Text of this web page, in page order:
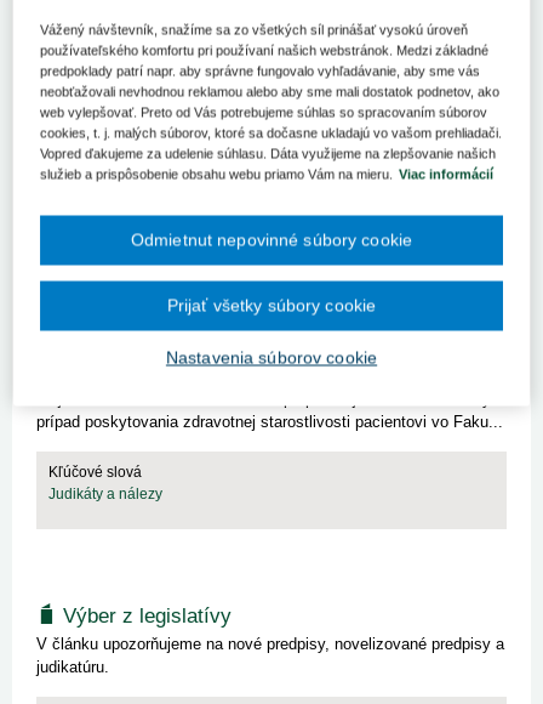
zdraví a náhrady za nemajetkovú ujmu a ich (zdanlivej)
konkurencii. Následne poukazujeme a bližšie rozoberáme
rozhodnutie Ústavného súdu SR o sťažnosti fyzickej osoby, ktorá
bola poško...
Kľúčové slová
Judikáty a nálezy
Judikatúra Najvyššieho súdu SR:
Chronická glomerulonefritída
Centrom našej pozornosti sa v tomto článku stal rozsudok
prípad poskytovania zdravotnej starostlivosti pacientovi vo Faku...
Kľúčové slová
Judikáty a nálezy
Výber z legislatívy
V článku upozorňujeme na nové predpisy, novelizované predpisy a
judikatúru.
Vážený návštevník, snažíme sa zo všetkých síl prinášať vysokú úroveň
používateľského komfortu pri používaní našich webstránok. Medzi základné
predpoklady patrí napr. aby správne fungovalo vyhľadávanie, aby sme vás
neobťažovali nevhodnou reklamou alebo aby sme mali dostatok podnetov, ako
web vylepšovať. Preto od Vás potrebujeme súhlas so spracovaním súborov
cookies, t. j. malých súborov, ktoré sa dočasne ukladajú vo vašom prehliadači.
Vopred ďakujeme za udelenie súhlasu. Dáta využijeme na zlepšovanie našich
služieb a prispôsobenie obsahu webu priamo Vám na mieru.
Viac informácií
Nastavenia súborov cookie
Odmietnut nepovinné súbory cookie
Prijať všetky súbory cookie